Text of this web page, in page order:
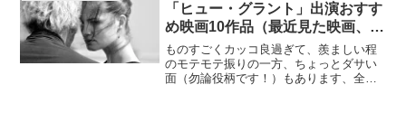
「ヒュー・グラント」出演おすす
め映画10作品（最近見た映画、見
直した映画限定、順不同）
ものすごくカッコ良過ぎて、羨ましい程
のモテモテ振りの一方、ちょっとダサい
面（勿論役柄です！）もあります、全て